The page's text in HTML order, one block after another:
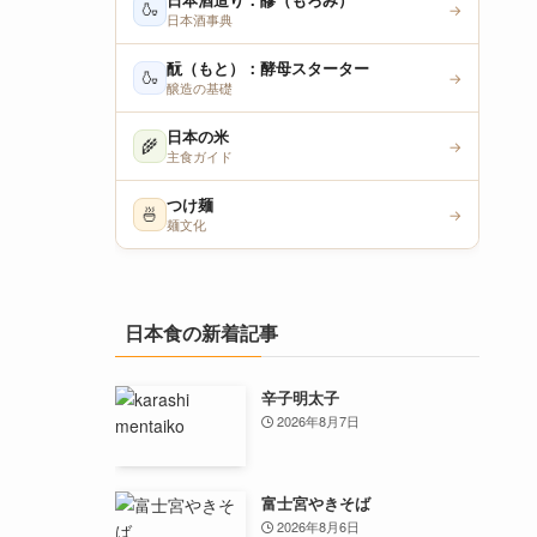
🍶
日本酒事典
→
🍶 酛（もと）：酵母スターター
醸造の基礎
→
🌾 日本の米
主食ガイド
→
🍜 つけ麺
麺文化
→
日本食の新着記事
辛子明太子
2026年8月7日
富士宮やきそば
2026年8月6日